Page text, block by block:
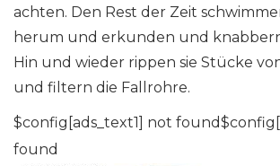
achten. Den Rest der Zeit
herum und erkunden und
Hin und wieder rippen sie Stücke
und filtern die Fallrohre.
$config[ads_text1] not
found